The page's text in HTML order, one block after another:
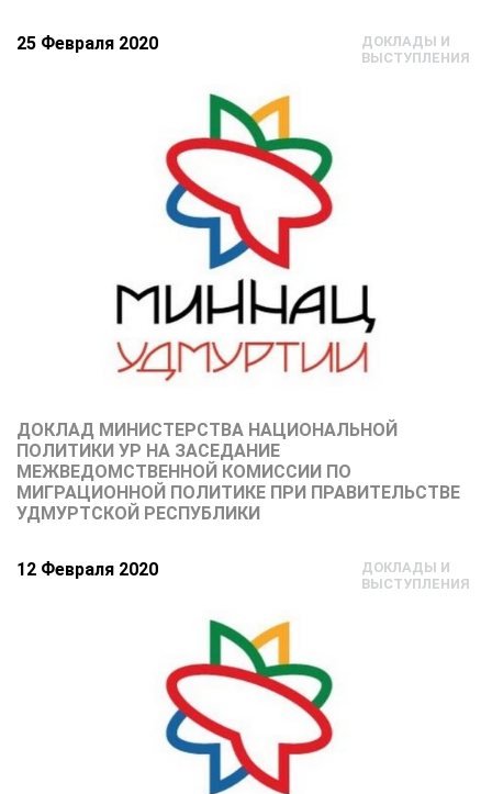
25 Февраля 2020
ДОКЛАДЫ И
ВЫСТУПЛЕНИЯ
ДОКЛАД МИНИСТЕРСТВА НАЦИОНАЛЬНОЙ
ПОЛИТИКИ УР НА ЗАСЕДАНИЕ
МЕЖВЕДОМСТВЕННОЙ КОМИССИИ ПО
МИГРАЦИОННОЙ ПОЛИТИКЕ ПРИ ПРАВИТЕЛЬСТВЕ
УДМУРТСКОЙ РЕСПУБЛИКИ
12 Февраля 2020
ДОКЛАДЫ И
ВЫСТУПЛЕНИЯ